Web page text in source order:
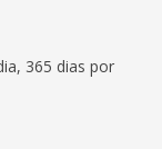
365 dias por